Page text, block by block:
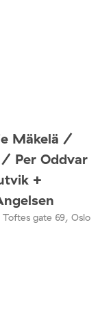
Mäkelä /
Per Oddvar
+
gate 69, Oslo